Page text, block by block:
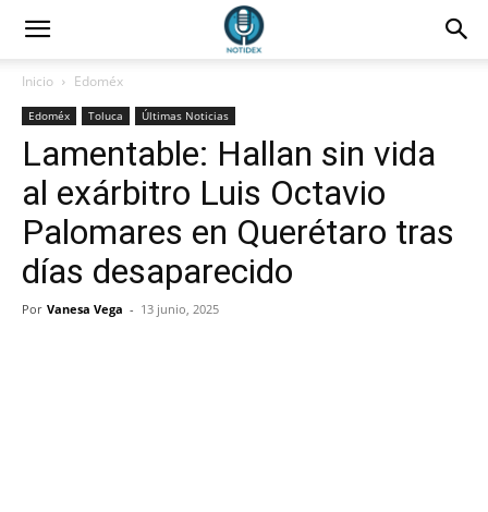
Inicio Edoméx
Edoméx Toluca Últimas Noticias
Lamentable: Hallan sin vida
al exárbitro Luis Octavio
Palomares en Querétaro tras
días desaparecido
Por Vanesa Vega - 13 junio, 2025